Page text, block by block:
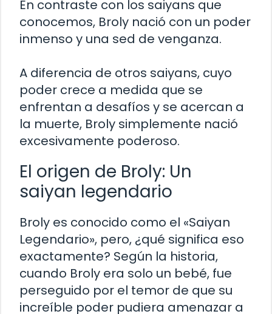
En contraste con los saiyans que
conocemos, Broly nació con un poder
inmenso y una sed de venganza.
A diferencia de otros saiyans, cuyo
poder crece a medida que se
enfrentan a desafíos y se acercan a
la muerte, Broly simplemente nació
excesivamente poderoso.
El origen de Broly: Un
saiyan legendario
Broly es conocido como el «Saiyan
Legendario», pero, ¿qué significa eso
exactamente? Según la historia,
cuando Broly era solo un bebé, fue
perseguido por el temor de que su
increíble poder pudiera amenazar a